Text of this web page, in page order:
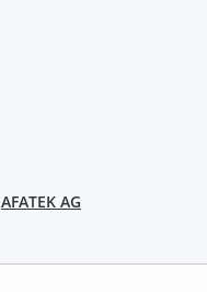
AFATEK AG